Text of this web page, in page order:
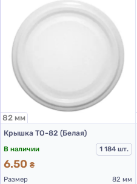
82 мм
Крышка ТО-82 (Белая)
В наличии
1 184 шт.
6.50 ₴
Размер
82 мм